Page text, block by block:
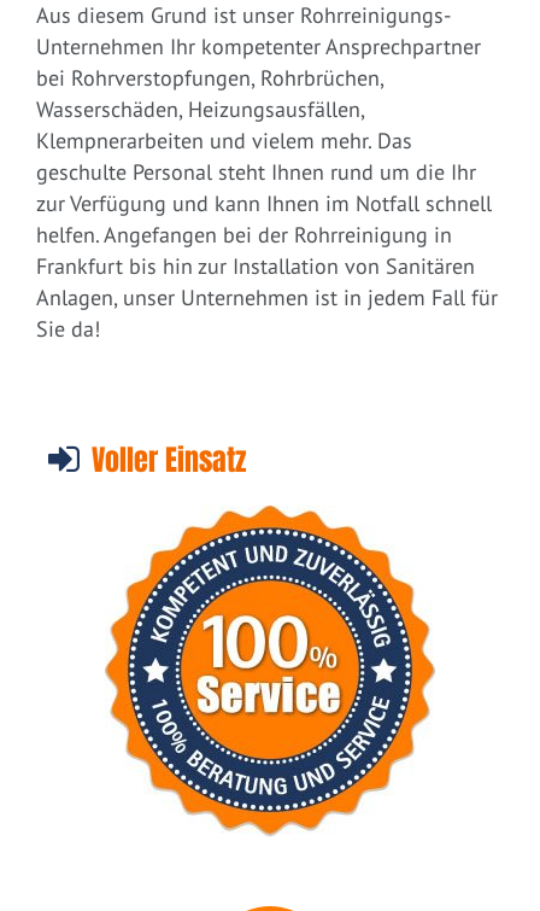
Aus diesem Grund ist unser Rohrreinigungs-
Unternehmen Ihr kompetenter Ansprechpartner
bei Rohrverstopfungen, Rohrbrüchen,
Wasserschäden, Heizungsausfällen,
Klempnerarbeiten und vielem mehr. Das
geschulte Personal steht Ihnen rund um die Ihr
zur Verfügung und kann Ihnen im Notfall schnell
helfen. Angefangen bei der Rohrreinigung in
Frankfurt bis hin zur Installation von Sanitären
Anlagen, unser Unternehmen ist in jedem Fall für
Sie da!
Voller Einsatz